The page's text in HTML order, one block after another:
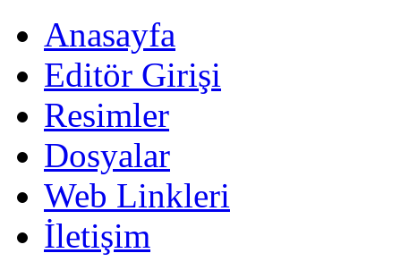
Anasayfa
Editör Girişi
Resimler
Dosyalar
Web Linkleri
İletişim